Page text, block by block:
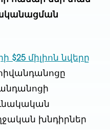
$25 միլիոն նվերը
խնդիրներ